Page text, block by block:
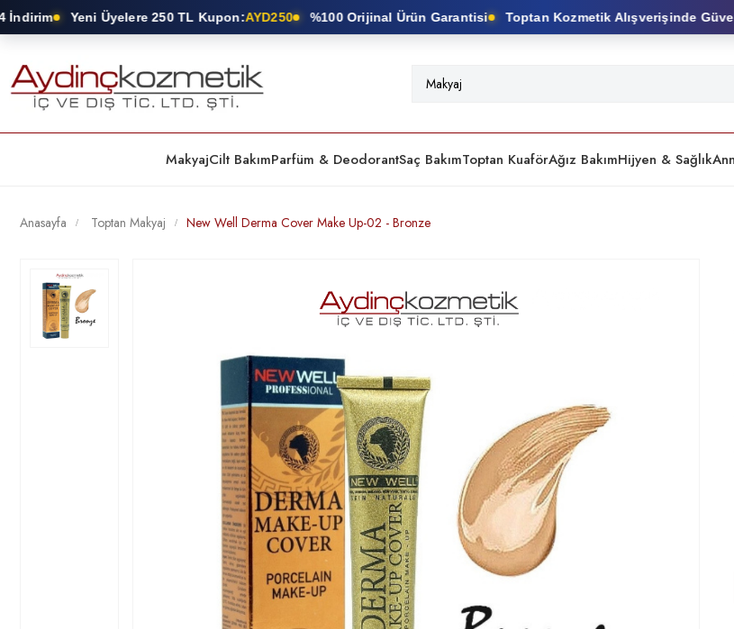
Yeni Üyelere 250 TL Kupon:AYD250 %100 Orijinal Ürün Garantisi Toptan Kozmetik Alışverişinde
MakyajCilt BakımParfüm & DeodorantSaç BakımToptan KuaförAğız BakımHijyen & Sağlık
Anasayfa Toptan Makyaj New Well Derma Cover Make Up-02 - Bronze